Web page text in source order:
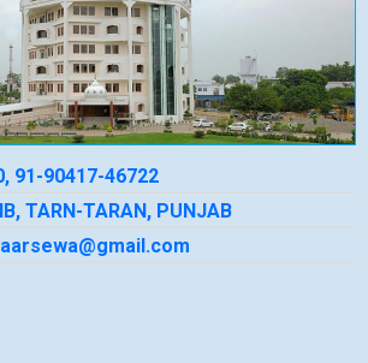
91-90417-46722
TARN-TARAN, PUNJAB